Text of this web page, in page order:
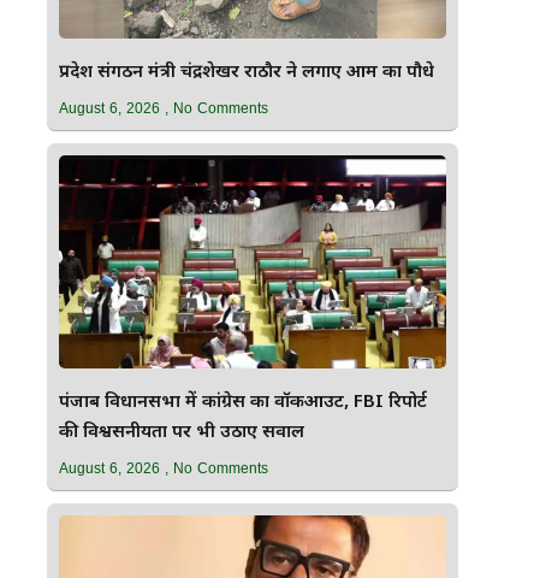
प्रदेश संगठन मंत्री चंद्रशेखर राठौर ने लगाए आम का पौधे
August 6, 2026 No Comments
पंजाब विधानसभा में कांग्रेस का वॉकआउट, FBI रिपोर्ट
की विश्वसनीयता पर भी उठाए सवाल
August 6, 2026 No Comments